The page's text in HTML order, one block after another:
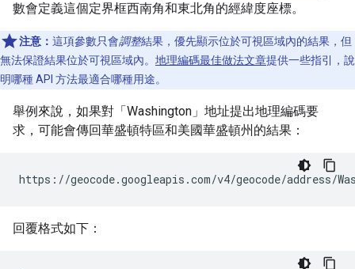
數會定義這個定界框西南角和東北角的經緯度座標。
注意： 這項參數只會調整結果，優先顯示位於可視區域內的結果，但
無法保證結果位於可視區域內。 地理編碼最佳做法文章提供一些指引，說
明哪種 API 方法最適合哪種用途。
舉例來說，如果對「Washington」地址提出地理編碼要
求，可能會傳回華盛頓特區和美國華盛頓州的結果：
https://geocode.googleapis.com/v4/geocode/address/
回覆格式如下：